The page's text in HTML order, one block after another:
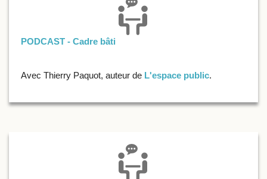
PODCAST - Cadre bâti
Avec Thierry Paquot, auteur de L'espace public.